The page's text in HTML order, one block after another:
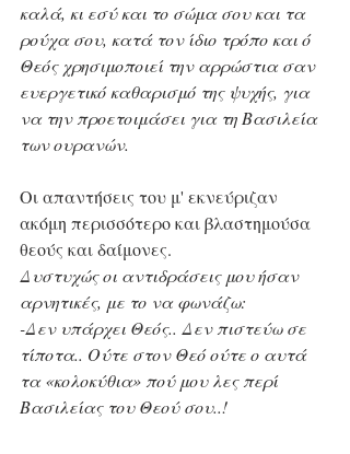
καλά, κι εσύ και το σώμα σου και τα
ρούχα σου, κατά τον ίδιο τρόπο και ό
Θεός χρησιμοποιεί την αρρώστια σαν
ευεργετικό καθαρισμό της ψυχής, για
να την προετοιμάσει για τη Βασιλεία
των ουρανών.
Οι απαντήσεις του μ' εκνεύριζαν
ακόμη περισσότερο και βλαστημούσα
θεούς και δαίμονες.
Δυστυχώς οι αντιδράσεις μου ήσαν
αρνητικές, με το να φωνάζω:
-Δεν υπάρχει Θεός.. Δεν πιστεύω σε
τίποτα.. Ούτε στον Θεό ούτε ο αυτά
τα «κολοκύθια» πού μου λες περί
Βασιλείας του Θεού σου..!